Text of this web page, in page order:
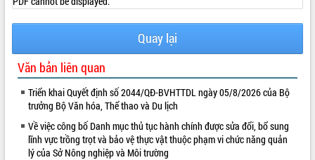
Quay lại
Văn bản liên quan
Triển khai Quyết định số 2044/QĐ-BVHTTDL ngày 05/8/2026 của Bộ
trưởng Bộ Văn hóa, Thể thao và Du lịch
Về việc công bố Danh mục thủ tục hành chính được sửa đổi, bổ sung
lĩnh vực trồng trọt và bảo vệ thực vật thuộc phạm vi chức năng quản
lý của Sở Nông nghiệp và Môi trường